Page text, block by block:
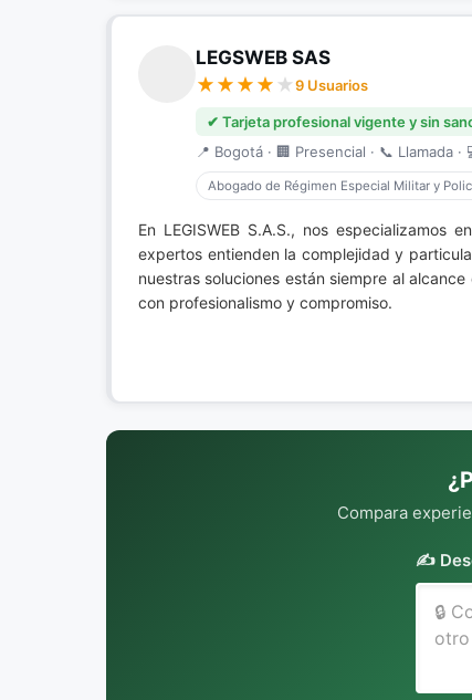
LEGSWEB SAS
9 Usuarios
✔ Tarjeta profesional vigente y sin
📍 Bogotá · 🏢 Presencial · 📞 Llamada ·
Abogado de Régimen Especial Militar y
En LEGISWEB S.A.S., nos especializamos
expertos entienden la complejidad y
nuestras soluciones están siempre al
con profesionalismo y compromiso.
Compara
✍️